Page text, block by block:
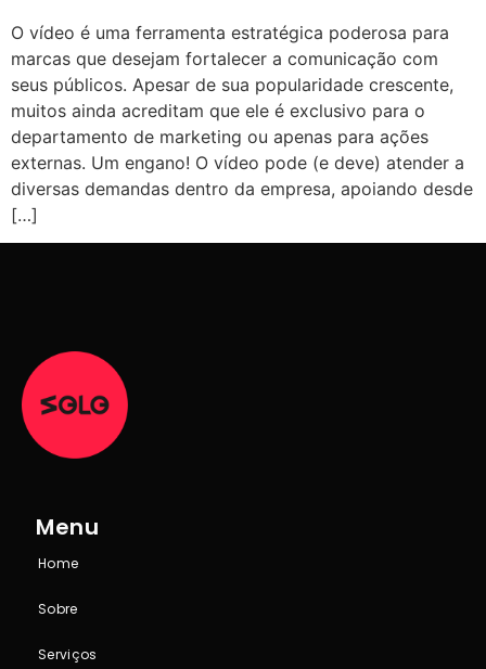
O vídeo é uma ferramenta estratégica poderosa para
marcas que desejam fortalecer a comunicação com
seus públicos. Apesar de sua popularidade crescente,
muitos ainda acreditam que ele é exclusivo para o
departamento de marketing ou apenas para ações
externas. Um engano! O vídeo pode (e deve) atender a
diversas demandas dentro da empresa, apoiando desde
[…]
Menu
Home
Sobre
Serviços